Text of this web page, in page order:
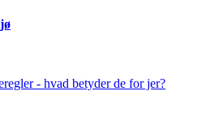
- hvad betyder de for jer?